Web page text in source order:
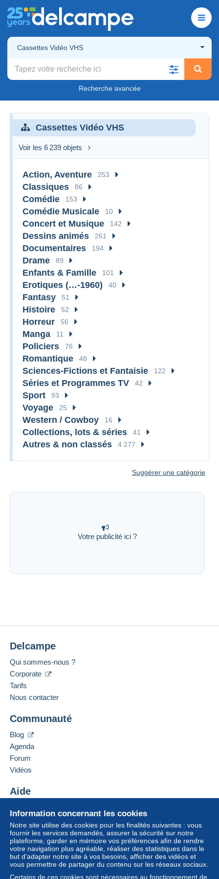
Cassettes Vidéo VHS
Recherche avancée
Votre publicité ici ?
Cassettes Vidéo VHS
Voir les 6 239 objets
Action, Aventure 253
Classiques 86
Comédie 153
Comédie Musicale 10
Concert et Musique 142
Dessins animés 261
Documentaires 194
Drame 89
Enfants & Famille 101
Erotiques (…-1960) 40
Fantasy 51
Histoire 52
Horreur 56
Manga 11
Policiers 76
Romantique 48
Sciences-Fictions et Fantaisie 122
Séries et Programmes TV 42
Sport 93
Voyage 25
Western / Cowboy 16
Collections, lots & séries 41
Autres & non classés 4 277
Suggérer une catégorie
Information concernant les cookies
Notre site utilise des cookies pour les finalités suivantes : vous
fournir les services demandés, assurer la sécurité sur notre
plateforme, garder en mémoire vos préférences afin de rendre
votre navigation plus agréable, réaliser des statistiques dans le
but d’adapter notre site à vos besoins, afficher des vidéos et
vous permettre de partager du contenu sur les réseaux sociaux.
Certains de ces cookies sont nécessaires au fonctionnement de
Delcampe
Qui sommes-nous ?
Corporate
Tarifs
Nous contacter
Communauté
Blog
Agenda
Forum
Vidéos
Aide
Acheter sur Delcampe
Vendre sur Delcampe
Un site sécurisé